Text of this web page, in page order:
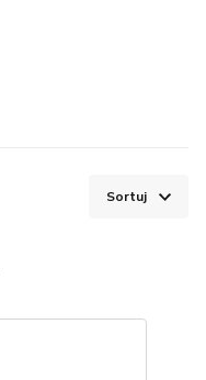
Sortuj